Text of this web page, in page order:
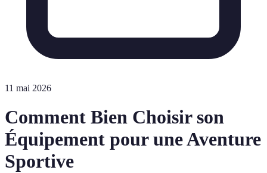
11 mai 2026
Comment Bien Choisir son
Équipement pour une Aventure
Sportive